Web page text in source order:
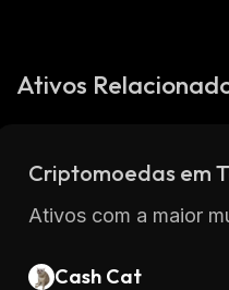
Ativos
Criptomoedas em
Ativos com a maior
Cash Cat